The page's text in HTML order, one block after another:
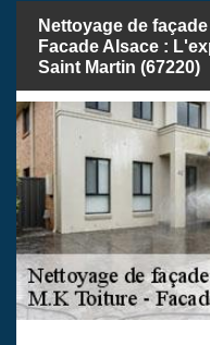
Nettoyage de
Facade Alsace :
Saint Martin (67220)